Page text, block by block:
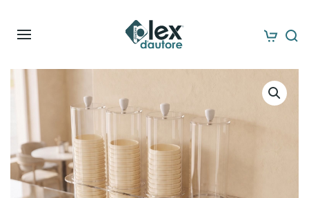
Skip to main content
– 6%